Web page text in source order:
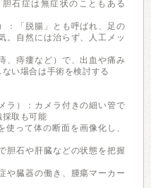
石症は無症状のこともある
：「脱腸」とも呼ばれ、足の
。自然には治らず、人工メッ
、痔瘻など）で、出血や痛み
い場合は手術を検討する
ラ）：カメラ付きの細い管で
取も可能
使って体の断面を画像化し、
胆石や肝臓などの状態を把握
や臓器の働き、腫瘍マーカー